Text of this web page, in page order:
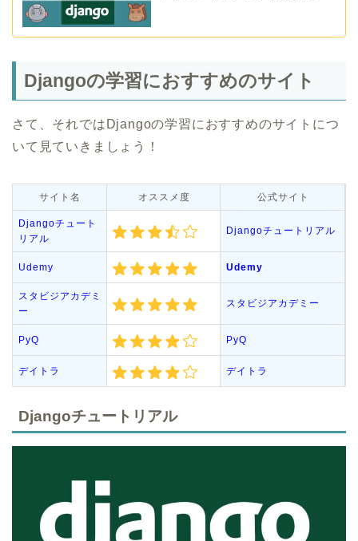
Djangoの学習におすすめのサイト
さて、それではDjangoの学習におすすめのサイトにつ
いて見ていきましょう！
サイト名 オススメ度 公式サイト
Djangoチュート
リアル
Djangoチュートリアル
Udemy Udemy
スタビジアカデミ
ー
スタビジアカデミー
PyQ PyQ
デイトラ デイトラ
Djangoチュートリアル